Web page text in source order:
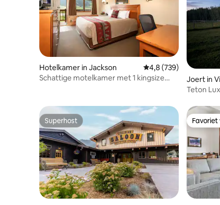
Hotelkamer in Jackson Gemiddelde
4,8 (739)
Schattige motelkamer met 1 kingsize
Joert in
Teton
Superhost
Superhost